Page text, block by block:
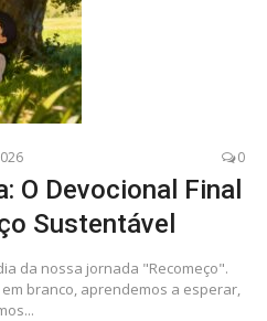
0
O Devocional Final
Sustentável
da nossa jornada "Recomeço".
branco, aprendemos a esperar,